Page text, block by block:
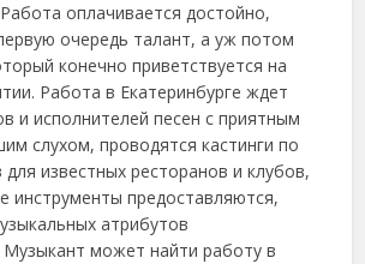
оплачивается достойно,
очередь талант, а уж потом
конечно приветствуется на
Работа в Екатеринбурге ждет
и исполнителей песен с приятным
слухом, проводятся кастинги по
для известных ресторанов и клубов,
инструменты предоставляются,
атрибутов
Музыкант может найти работу в